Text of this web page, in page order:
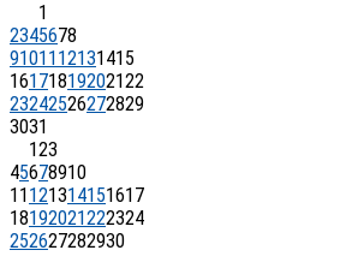
1
2345678
91011 12131415
16171819202122
23242526272829
3031
123
45678910
11 121314151617
18192021222324
252627282930